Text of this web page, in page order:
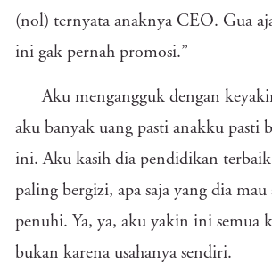
(nol) ternyata anaknya CEO. Gua
ini gak pernah promosi.”
Aku mengangguk dengan
aku banyak uang pasti anakku pasti
ini. Aku kasih dia pendidikan
paling bergizi, apa saja yang dia mau
penuhi. Ya, ya, aku yakin ini semua
bukan karena usahanya sendiri.